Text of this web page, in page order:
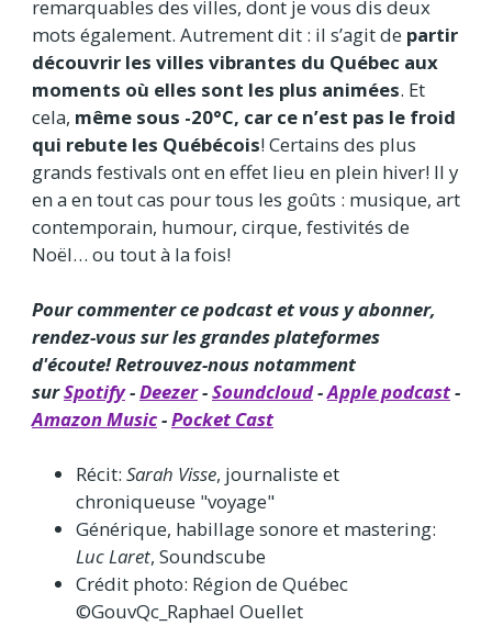
remarquables des villes, dont je vous dis deux
mots également. Autrement dit : il s’agit de partir
découvrir les villes vibrantes du Québec aux
moments où elles sont les plus animées. Et
cela, même sous -20°C, car ce n’est pas le froid
qui rebute les Québécois! Certains des plus
grands festivals ont en effet lieu en plein hiver! Il y
en a en tout cas pour tous les goûts : musique, art
contemporain, humour, cirque, festivités de
Noël… ou tout à la fois!
Pour commenter ce podcast et vous y abonner,
rendez-vous sur les grandes plateformes
d'écoute! Retrouvez-nous notamment
surSpotify-Deezer-Soundcloud-Apple podcast-
Amazon Music-Pocket Cast
Récit: Sarah Visse, journaliste et
chroniqueuse "voyage"
Générique, habillage sonore et mastering:
Luc Laret, Soundscube
Crédit photo: Région de Québec
©GouvQc_Raphael Ouellet